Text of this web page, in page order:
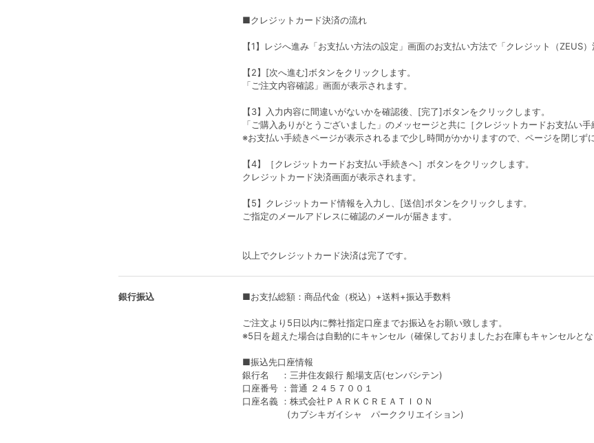
■クレジットカード決済の流れ
【1】レジへ進み「お支払い方法の設定」画面のお支払い方法で「クレジット（ZEUS）
【2】[次へ進む]ボタンをクリックします。
「ご注文内容確認」画面が表示されます。
【3】入力内容に間違いがないかを確認後、[完了]ボタンをクリックします。
「ご購入ありがとうございました」のメッセージと共に［クレジットカードお支払い手
※お支払い手続きページが表示されるまで少し時間がかかりますので、ページを閉じず
【4】［クレジットカードお支払い手続きへ］ボタンをクリックします。
クレジットカード決済画面が表示されます。
【5】クレジットカード情報を入力し、[送信]ボタンをクリックします。
ご指定のメールアドレスに確認のメールが届きます。
以上でクレジットカード決済は完了です。
銀行振込 ■お支払総額：商品代金（税込）+送料+振込手数料
ご注文より5日以内に弊社指定口座までお振込をお願い致します。
※5日を超えた場合は自動的にキャンセル（確保しておりましたお在庫もキャンセルとな
■振込先口座情報
銀行名 ：三井住友銀行 船場支店(センバシテン)
口座番号 ：普通 ２４５７００１
口座名義 ：株式会社ＰＡＲＫＣＲＥＡＴＩＯＮ
(カブシキガイシャ パーククリエイション)